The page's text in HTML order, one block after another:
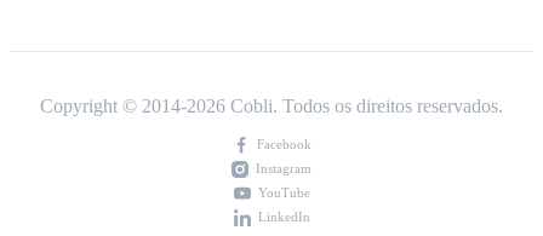
Copyright © 2014-2026 Cobli. Todos os direitos reservados.
Facebook
Instagram
YouTube
LinkedIn